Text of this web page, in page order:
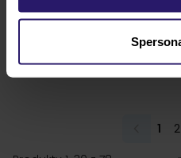
5 347,00 zł
ZOBACZ
1 2